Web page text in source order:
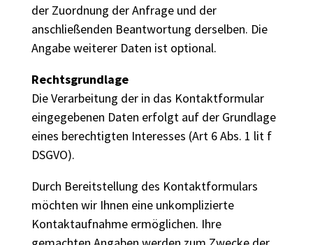
der Zuordnung der Anfrage und der
anschließenden Beantwortung derselben. Die
Angabe weiterer Daten ist optional.
Rechtsgrundlage
Die Verarbeitung der in das Kontaktformular
eingegebenen Daten erfolgt auf der Grundlage
eines berechtigten Interesses (Art 6 Abs. 1 lit f
DSGVO).
Durch Bereitstellung des Kontaktformulars
möchten wir Ihnen eine unkomplizierte
Kontaktaufnahme ermöglichen. Ihre